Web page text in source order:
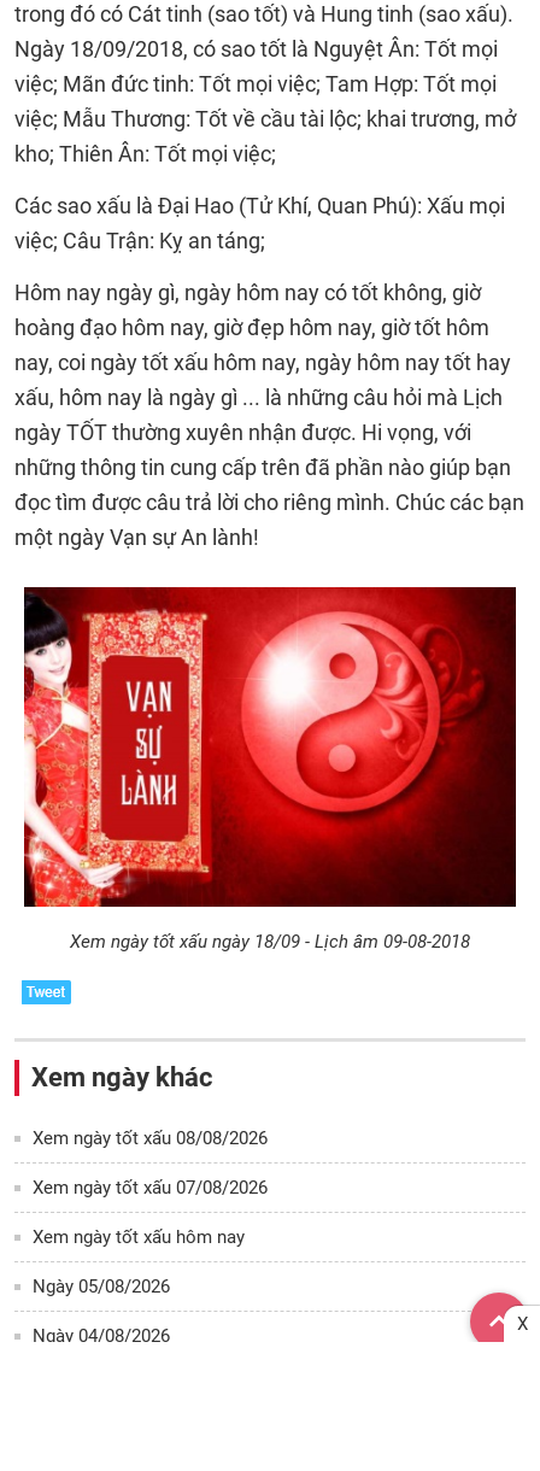
trong đó có Cát tinh (sao tốt) và Hung tinh (sao xấu).
Ngày 18/09/2018, có sao tốt là Nguyệt Ân: Tốt mọi
việc; Mãn đức tinh: Tốt mọi việc; Tam Hợp: Tốt mọi
việc; Mẫu Thương: Tốt về cầu tài lộc; khai trương, mở
kho; Thiên Ân: Tốt mọi việc;
Các sao xấu là Đại Hao (Tử Khí, Quan Phú): Xấu mọi
việc; Câu Trận: Kỵ an táng;
Hôm nay ngày gì, ngày hôm nay có tốt không, giờ
hoàng đạo hôm nay, giờ đẹp hôm nay, giờ tốt hôm
nay, coi ngày tốt xấu hôm nay, ngày hôm nay tốt hay
xấu, hôm nay là ngày gì ... là những câu hỏi mà Lịch
ngày TỐT thường xuyên nhận được. Hi vọng, với
những thông tin cung cấp trên đã phần nào giúp bạn
đọc tìm được câu trả lời cho riêng mình. Chúc các bạn
một ngày Vạn sự An lành!
Xem ngày tốt xấu ngày 18/09 - Lịch âm 09-08-2018
Xem ngày khác
Xem ngày tốt xấu 08/08/2026
Xem ngày tốt xấu 07/08/2026
Xem ngày tốt xấu hôm nay
Ngày 05/08/2026
Ngày 04/08/2026
X